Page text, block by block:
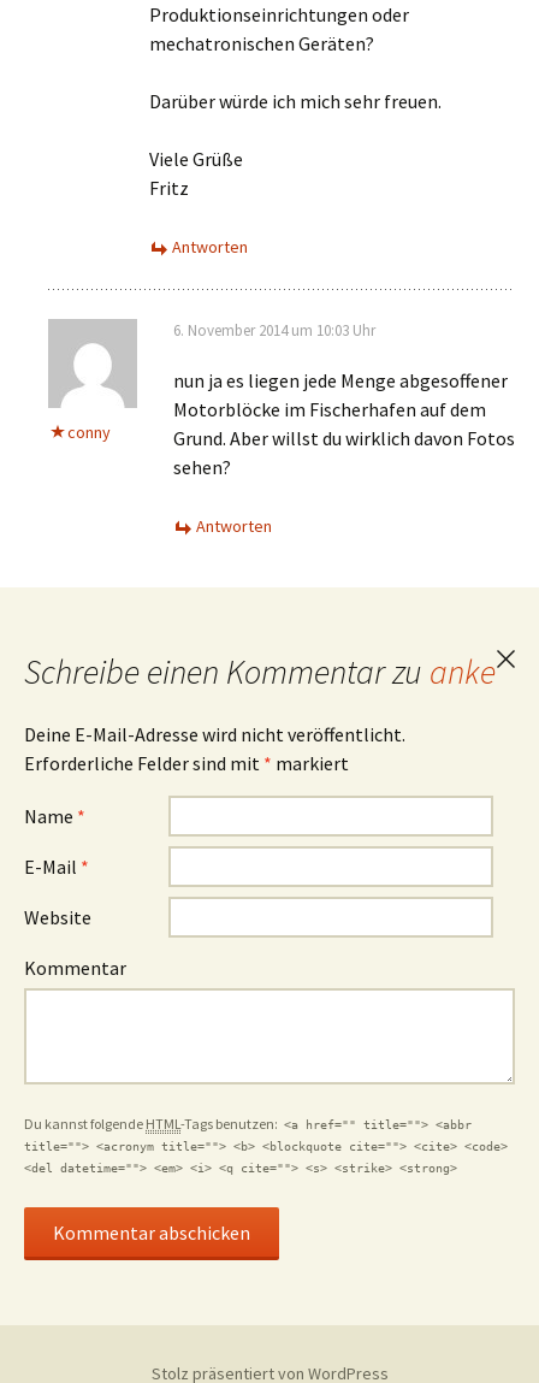
Produktionseinrichtungen oder
mechatronischen Geräten?
Darüber würde ich mich sehr freuen.
Viele Grüße
Fritz
Antworten
conny
6. November 2014 um 10:03 Uhr
nun ja es liegen jede Menge abgesoffener
Motorblöcke im Fischerhafen auf dem
Grund. Aber willst du wirklich davon Fotos
sehen?
Antworten
Schreibe einen Kommentar zu anke
Deine E-Mail-Adresse wird nicht veröffentlicht.
Erforderliche Felder sind mit * markiert
Name *
E-Mail *
Website
Kommentar
Du kannst folgende HTML -Tags benutzen: <a href="" title=""> <abbr
title=""> <acronym title=""> <b> <blockquote cite=""> <cite> <code>
<del datetime=""> <em> <i> <q cite=""> <s> <strike> <strong>
Stolz präsentiert von WordPress